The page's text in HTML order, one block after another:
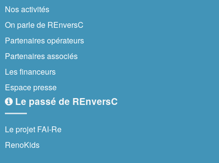
Nos activités
On parle de REnversC
Partenaires opérateurs
Partenaires associés
Les financeurs
Espace presse
Le passé de REnversC
Le projet FAI-Re
RenoKids